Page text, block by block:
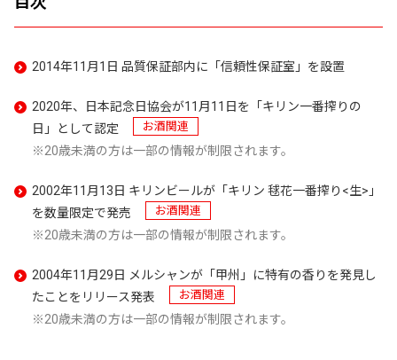
2014年11月1日 品質保証部内に「信頼性保証室」を設置
2020年、日本記念日協会が11月11日を「キリン一番搾りの
日」として認定
お酒関連
20歳未満の方は一部の情報が制限されます。
2002年11月13日 キリンビールが「キリン 毬花一番搾り<生>」
を数量限定で発売
お酒関連
20歳未満の方は一部の情報が制限されます。
2004年11月29日 メルシャンが「甲州」に特有の香りを発見し
たことをリリース発表
お酒関連
20歳未満の方は一部の情報が制限されます。